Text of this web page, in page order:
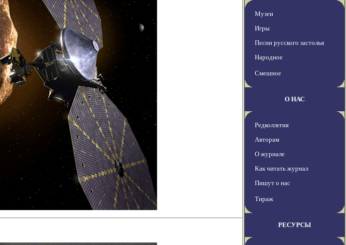
Музеи
Игры
Песни русского застолья
Народное
Смешное
О НАС
Редколлегия
Авторам
О журнале
Как читать журнал
Пишут о нас
Тираж
РЕСУРСЫ